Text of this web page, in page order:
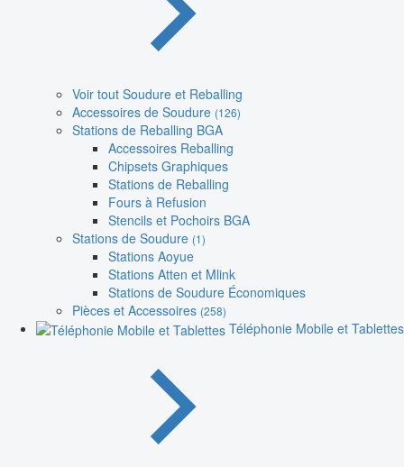
Voir tout Soudure et Reballing
Accessoires de Soudure (126)
Stations de Reballing BGA
Accessoires Reballing
Chipsets Graphiques
Stations de Reballing
Fours à Refusion
Stencils et Pochoirs BGA
Stations de Soudure (1)
Stations Aoyue
Stations Atten et Mlink
Stations de Soudure Économiques
Pièces et Accessoires (258)
Téléphonie Mobile et Tablettes